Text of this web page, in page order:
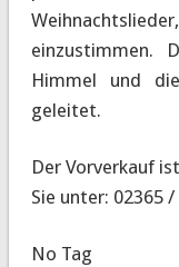
einzustimmen.
Himmel und
geleitet.
Der Vorverkauf
Sie unter: 02365
No Tag